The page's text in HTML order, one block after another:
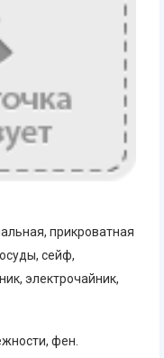
прикроватная
сейф,
электрочайник,
фен.